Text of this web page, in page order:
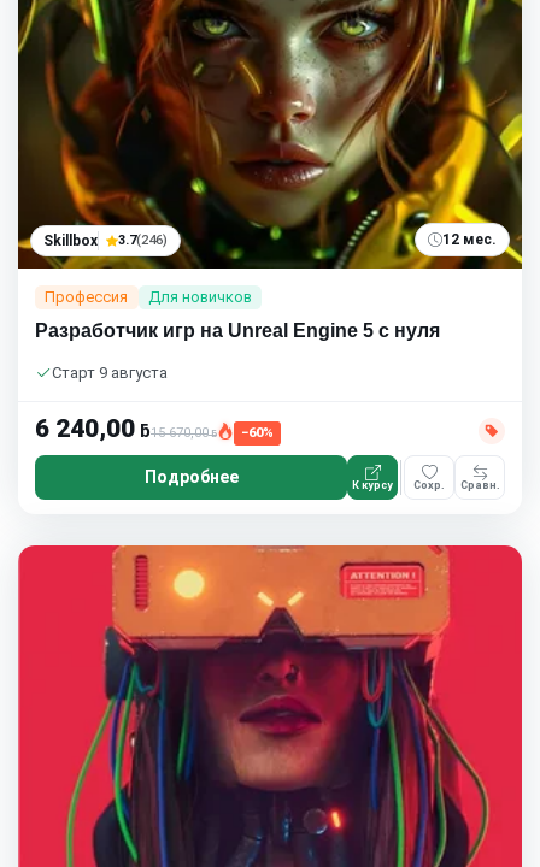
Skillbox 3.7(246) 12 мес.
Профессия Для новичков
Разработчик игр на Unreal Engine 5 с нуля
Старт 9 августа
6 240,00 ƃ15 670,00ƃ −60%
Подробнее К курсу Сохр. Сравн.